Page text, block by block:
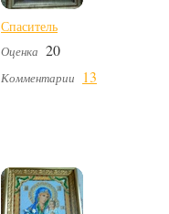
Спаситель
Оценка 20
Комментарии 13